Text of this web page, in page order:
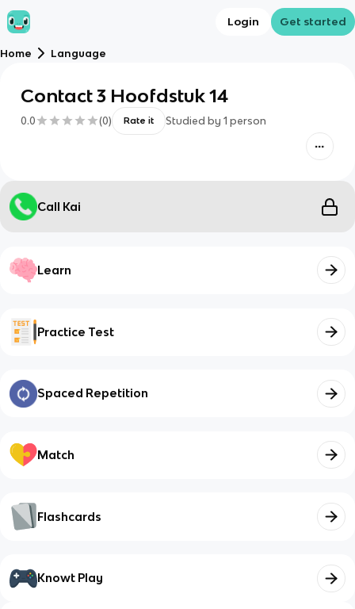
Login Get started
Home Language
Contact 3 Hoofdstuk 14
0.0 (0) Rate it Studied by 1 person
Call Kai
Learn
Practice Test
Spaced Repetition
Match
Flashcards
Knowt Play